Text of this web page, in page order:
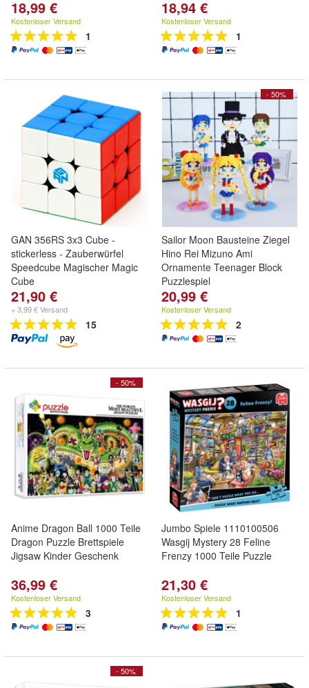
18,99 €
Kostenloser Versand
1
18,94 €
Kostenloser Versand
1
GAN 356RS 3x3 Cube -
stickerless - Zauberwürfel
Speedcube Magischer Magic
Cube
21,90 €
+ 3,99 € Versand
15
- 50%
Sailor Moon Bausteine Ziegel
Hino Rei Mizuno Ami
Ornamente Teenager Block
Puzzlespiel
20,99 €
Kostenloser Versand
2
- 50%
Anime Dragon Ball 1000 Teile
Dragon Puzzle Brettspiele
Jigsaw Kinder Geschenk
36,99 €
Kostenloser Versand
3
Jumbo Spiele 1110100506
Wasgij Mystery 28 Feline
Frenzy 1000 Teile Puzzle
21,30 €
Kostenloser Versand
1
- 50%